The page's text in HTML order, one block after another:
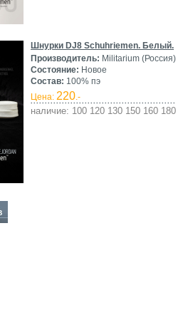
Шнурки DJ8 Schuhriemen. Белый.
Производитель: Militarium (Россия)
Состояние: Новое
Состав: 100% пэ
Цена: 220.-
наличие: 100 120 130 150 160 180